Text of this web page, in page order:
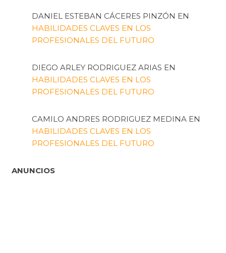
DANIEL ESTEBAN CÁCERES PINZÓN EN
HABILIDADES CLAVES EN LOS
PROFESIONALES DEL FUTURO
DIEGO ARLEY RODRIGUEZ ARIAS EN
HABILIDADES CLAVES EN LOS
PROFESIONALES DEL FUTURO
CAMILO ANDRES RODRIGUEZ MEDINA EN
HABILIDADES CLAVES EN LOS
PROFESIONALES DEL FUTURO
ANUNCIOS